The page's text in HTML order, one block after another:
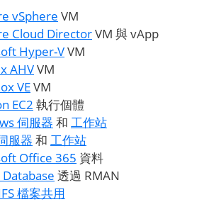
vSphere VM
Cloud DirectorVM 與 vApp
Hyper-VVM
AHVVM
VEVM
EC2 執行個體
伺服器 和 工作站
服器 和 工作站
Office 365 資料
透過 RMAN
檔案共用